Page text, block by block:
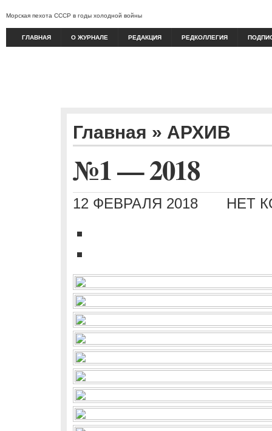
Морская пехота СССР в годы холодной войны
ГЛАВНАЯ О ЖУРНАЛЕ РЕДАКЦИЯ РЕДКОЛЛЕГИЯ
Главная » АРХИВ
№1 — 2018
12 ФЕВРАЛЯ 2018 НЕТ